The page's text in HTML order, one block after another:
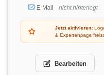
E-Mail
nicht hinterlegt
Jetzt aktivieren:
& Expertenpage
Bearbeiten